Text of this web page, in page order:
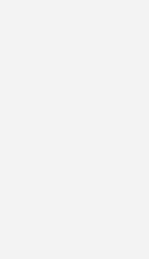
dem Laufenden bleiben?
Newsletter von
verbandsunabhängigen
Deutschland!
nutzen
Heizen im
legen, ist sich Brannemo
zeigt exemplarisch,
wir lokale Energiequellen
nutzen“, ergänzt Christian
der Hamburger Energiewerke.
die wir schon länger
nutzen und deren Potenzial